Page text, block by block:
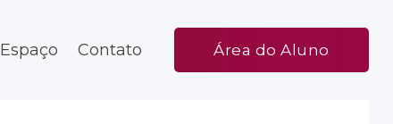
Espaço Contato Área do Aluno